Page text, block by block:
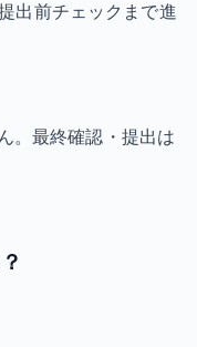
出前チェックまで進
。最終確認・提出は